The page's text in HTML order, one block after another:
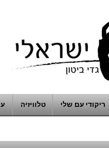
ריקודי עם שלי טלוויזיה